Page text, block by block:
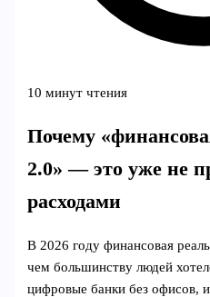
10 минут чтения
Почему
2.0» — это уже не
расходами
В 2026 году финансовая
чем большинству людей
цифровые банки без офисов,